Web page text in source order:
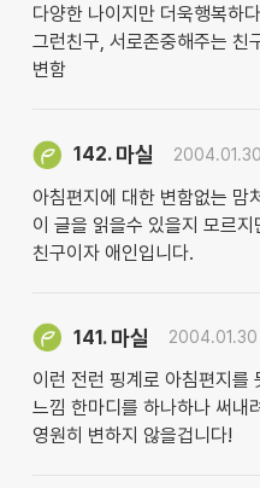
다양한 나이지만 더욱행복하
그런친구, 서로존중해주는 친
변함
142. 마실
아침편지에 대한 변함없는 맘
이 글을 읽을수 있을지 모르
친구이자 애인입니다.
141. 마실
이런 전런 핑계로 아침편지를
느낌 한마디를 하나하나 써내
영원히 변하지 않을겁니다!